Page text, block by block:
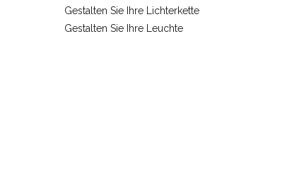
Gestalten Sie Ihre Lichterkette
Gestalten Sie Ihre Leuchte